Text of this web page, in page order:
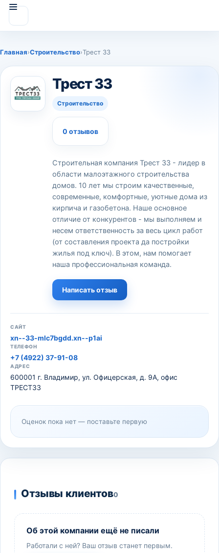
Главная›Строительство›Трест 33
Трест 33
Строительство
0 отзывов
Строительная компания Трест 33 - лидер в
области малоэтажного строительства
домов. 10 лет мы строим качественные,
современные, комфортные, уютные дома из
кирпича и газобетона. Наше основное
отличие от конкурентов - мы выполняем и
несем ответственность за весь цикл работ
(от составления проекта да постройки
жилья под ключ). В этом, нам помогает
наша профессиональная команда.
Написать отзыв
САЙТ
xn--33-mlc7bgdd.xn--p1ai
ТЕЛЕФОН
+7 (4922) 37-91-08
АДРЕС
600001 г. Владимир, ул. Офицерская, д. 9А, офис
ТРЕСТ33
Оценок пока нет — поставьте первую
Отзывы клиентов0
Об этой компании ещё не писали
Работали с ней? Ваш отзыв станет первым.